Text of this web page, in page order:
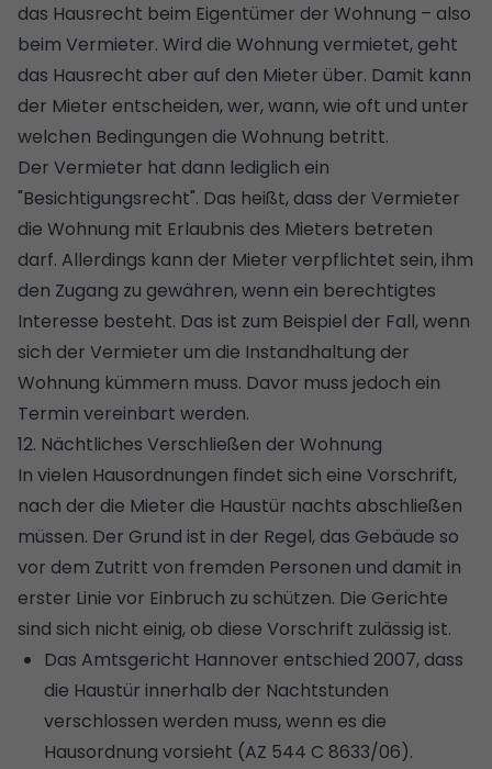
das Hausrecht beim Eigentümer der Wohnung – also
beim Vermieter. Wird die Wohnung vermietet, geht
das Hausrecht aber auf den Mieter über. Damit kann
der Mieter entscheiden, wer, wann, wie oft und unter
welchen Bedingungen die Wohnung betritt.
Der Vermieter hat dann lediglich ein
"Besichtigungsrecht". Das heißt, dass der Vermieter
die Wohnung mit Erlaubnis des Mieters betreten
darf. Allerdings kann der Mieter verpflichtet sein, ihm
den Zugang zu gewähren, wenn ein berechtigtes
Interesse besteht. Das ist zum Beispiel der Fall, wenn
sich der Vermieter um die Instandhaltung der
Wohnung kümmern muss. Davor muss jedoch ein
Termin vereinbart werden.
12. Nächtliches Verschließen der Wohnung
In vielen Hausordnungen findet sich eine Vorschrift,
nach der die Mieter die Haustür nachts abschließen
müssen. Der Grund ist in der Regel, das Gebäude so
vor dem Zutritt von fremden Personen und damit in
erster Linie vor Einbruch zu schützen. Die Gerichte
sind sich nicht einig, ob diese Vorschrift zulässig ist.
Das Amtsgericht Hannover entschied 2007, dass
die Haustür innerhalb der Nachtstunden
verschlossen werden muss, wenn es die
Hausordnung vorsieht (AZ 544 C 8633/06).